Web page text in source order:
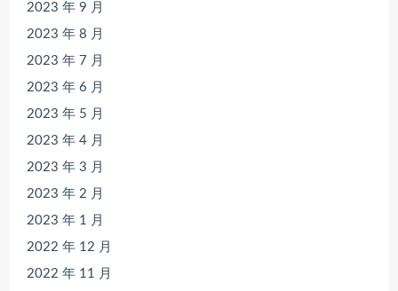
2023 年 9 月
2023 年 8 月
2023 年 7 月
2023 年 6 月
2023 年 5 月
2023 年 4 月
2023 年 3 月
2023 年 2 月
2023 年 1 月
2022 年 12 月
2022 年 11 月